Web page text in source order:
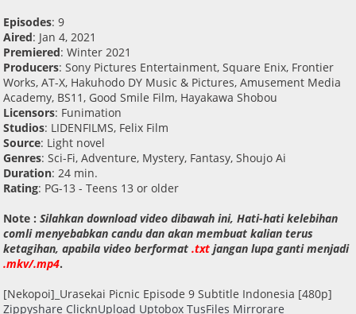
Episodes: 9
Aired: Jan 4, 2021
Premiered: Winter 2021
Producers: Sony Pictures Entertainment, Square Enix, Frontier
Works, AT-X, Hakuhodo DY Music & Pictures, Amusement Media
Academy, BS11, Good Smile Film, Hayakawa Shobou
Licensors: Funimation
Studios: LIDENFILMS, Felix Film
Source: Light novel
Genres: Sci-Fi, Adventure, Mystery, Fantasy, Shoujo Ai
Duration: 24 min.
Rating: PG-13 - Teens 13 or older
Note :Silahkan download video dibawah ini, Hati-hati kelebihan
comli menyebabkan candu dan akan membuat kalian terus
ketagihan, apabila video berformat .txt jangan lupa ganti menjadi
.mkv/.mp4.
[Nekopoi]_Urasekai Picnic Episode 9 Subtitle Indonesia [480p]
Zippyshare ClicknUpload Uptobox TusFiles Mirrorare